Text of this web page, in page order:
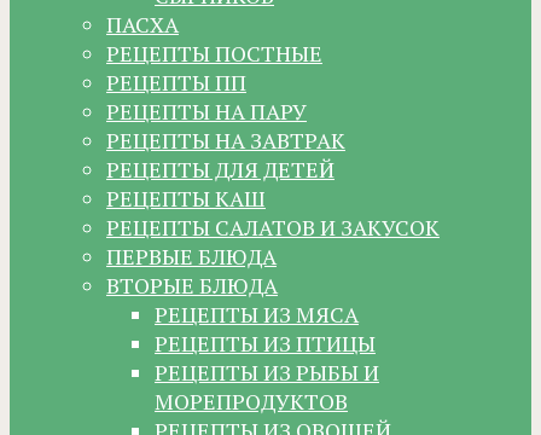
ПАСХА
РЕЦЕПТЫ ПОСТНЫЕ
РЕЦЕПТЫ ПП
РЕЦЕПТЫ НА ПАРУ
РЕЦЕПТЫ НА ЗАВТРАК
РЕЦЕПТЫ ДЛЯ ДЕТЕЙ
РЕЦЕПТЫ КАШ
РЕЦЕПТЫ САЛАТОВ И ЗАКУСОК
ПЕРВЫЕ БЛЮДА
ВТОРЫЕ БЛЮДА
РЕЦЕПТЫ ИЗ МЯСА
РЕЦЕПТЫ ИЗ ПТИЦЫ
РЕЦЕПТЫ ИЗ РЫБЫ И
МОРЕПРОДУКТОВ